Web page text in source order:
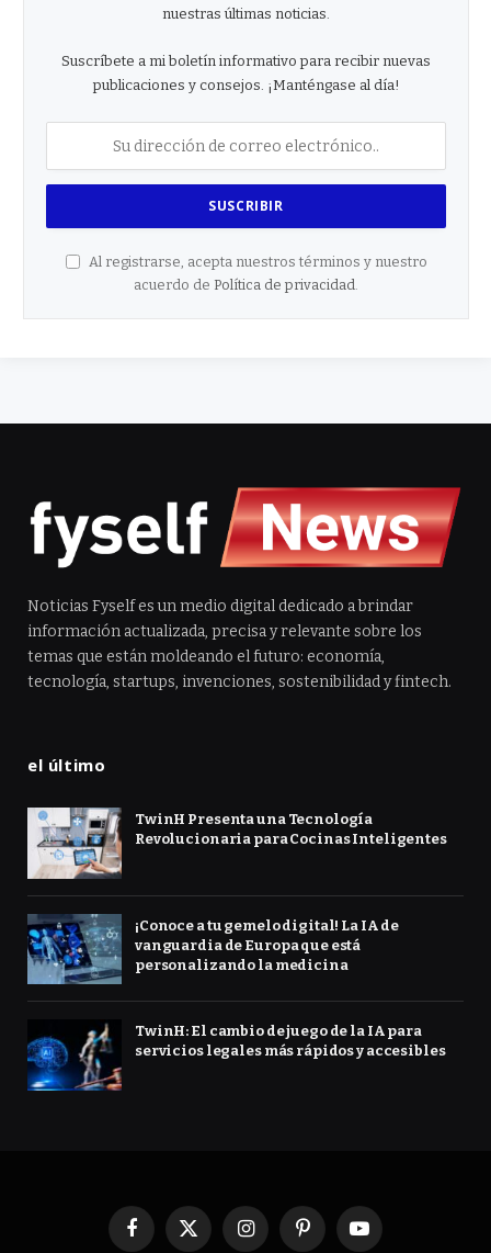
nuestras últimas noticias.
Suscríbete a mi boletín informativo para recibir nuevas
publicaciones y consejos. ¡Manténgase al día!
Al registrarse, acepta nuestros términos y nuestro
acuerdo de Política de privacidad.
Noticias Fyself es un medio digital dedicado a brindar
información actualizada, precisa y relevante sobre los
temas que están moldeando el futuro: economía,
tecnología, startups, invenciones, sostenibilidad y fintech.
el último
TwinH Presenta una Tecnología
Revolucionaria para Cocinas Inteligentes
¡Conoce a tu gemelo digital! La IA de
vanguardia de Europa que está
personalizando la medicina
TwinH: El cambio de juego de la IA para
servicios legales más rápidos y accesibles
Facebook
X
InstagramPinterestYouTube